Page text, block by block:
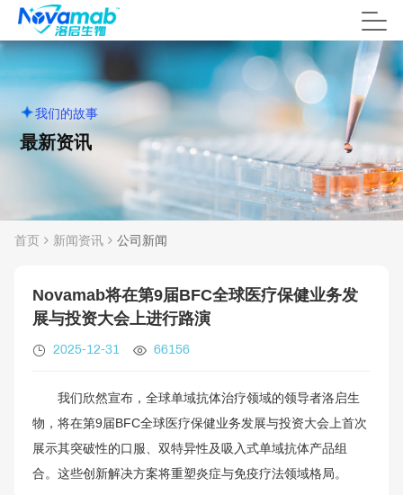
我们的故事
最新资讯
首页 新闻资讯 公司新闻
Novamab将在第9届BFC全球医疗保健业务发
展与投资大会上进行路演
2025-12-31 66156
我们欣然宣布，全球单域抗体治疗领域的领导者洛启生
物，将在第9届BFC全球医疗保健业务发展与投资大会上首次
展示其突破性的口服、双特异性及吸入式单域抗体产品组
合。这些创新解决方案将重塑炎症与免疫疗法领域格局。